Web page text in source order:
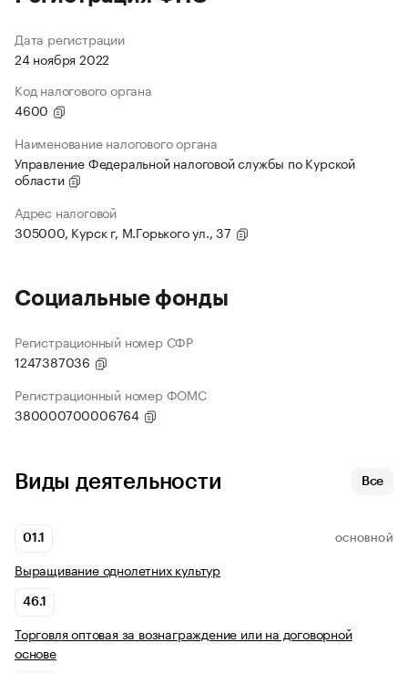
Дата регистрации
24 ноября 2022
Код налогового органа
4600
Наименование налогового органа
Управление Федеральной налоговой службы по Курской
области
Адрес налоговой
305000, Курск г, М.Горького ул., 37
Социальные фонды
Регистрационный номер СФР
1247387036
Регистрационный номер ФОМС
380000700006764
Виды деятельности Все
01.1 ОСНОВНОЙ
Выращивание однолетних культур
46.1
Торговля оптовая за вознаграждение или на договорной
основе